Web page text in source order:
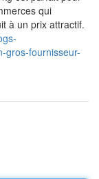
qui
à un prix attractif.
gros-fournisseur-